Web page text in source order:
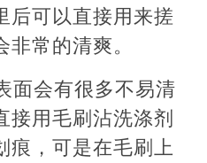
后可以直接用来搓
常的清爽。
面会有很多不易清
接用毛刷沾洗涤剂
痕，可是在毛刷上